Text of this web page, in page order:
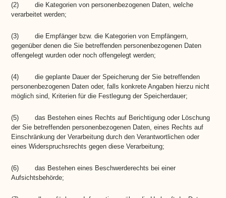
(2) die Kategorien von personenbezogenen Daten, welche
verarbeitet werden;
(3) die Empfänger bzw. die Kategorien von Empfängern,
gegenüber denen die Sie betreffenden personenbezogenen Daten
offengelegt wurden oder noch offengelegt werden;
(4) die geplante Dauer der Speicherung der Sie betreffenden
personenbezogenen Daten oder, falls konkrete Angaben hierzu nicht
möglich sind, Kriterien für die Festlegung der Speicherdauer;
(5) das Bestehen eines Rechts auf Berichtigung oder Löschung
der Sie betreffenden personenbezogenen Daten, eines Rechts auf
Einschränkung der Verarbeitung durch den Verantwortlichen oder
eines Widerspruchsrechts gegen diese Verarbeitung;
(6) das Bestehen eines Beschwerderechts bei einer
Aufsichtsbehörde;